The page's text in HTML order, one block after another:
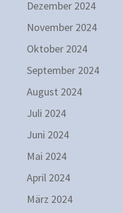
Dezember 2024
November 2024
Oktober 2024
September 2024
August 2024
Juli 2024
Juni 2024
Mai 2024
April 2024
März 2024